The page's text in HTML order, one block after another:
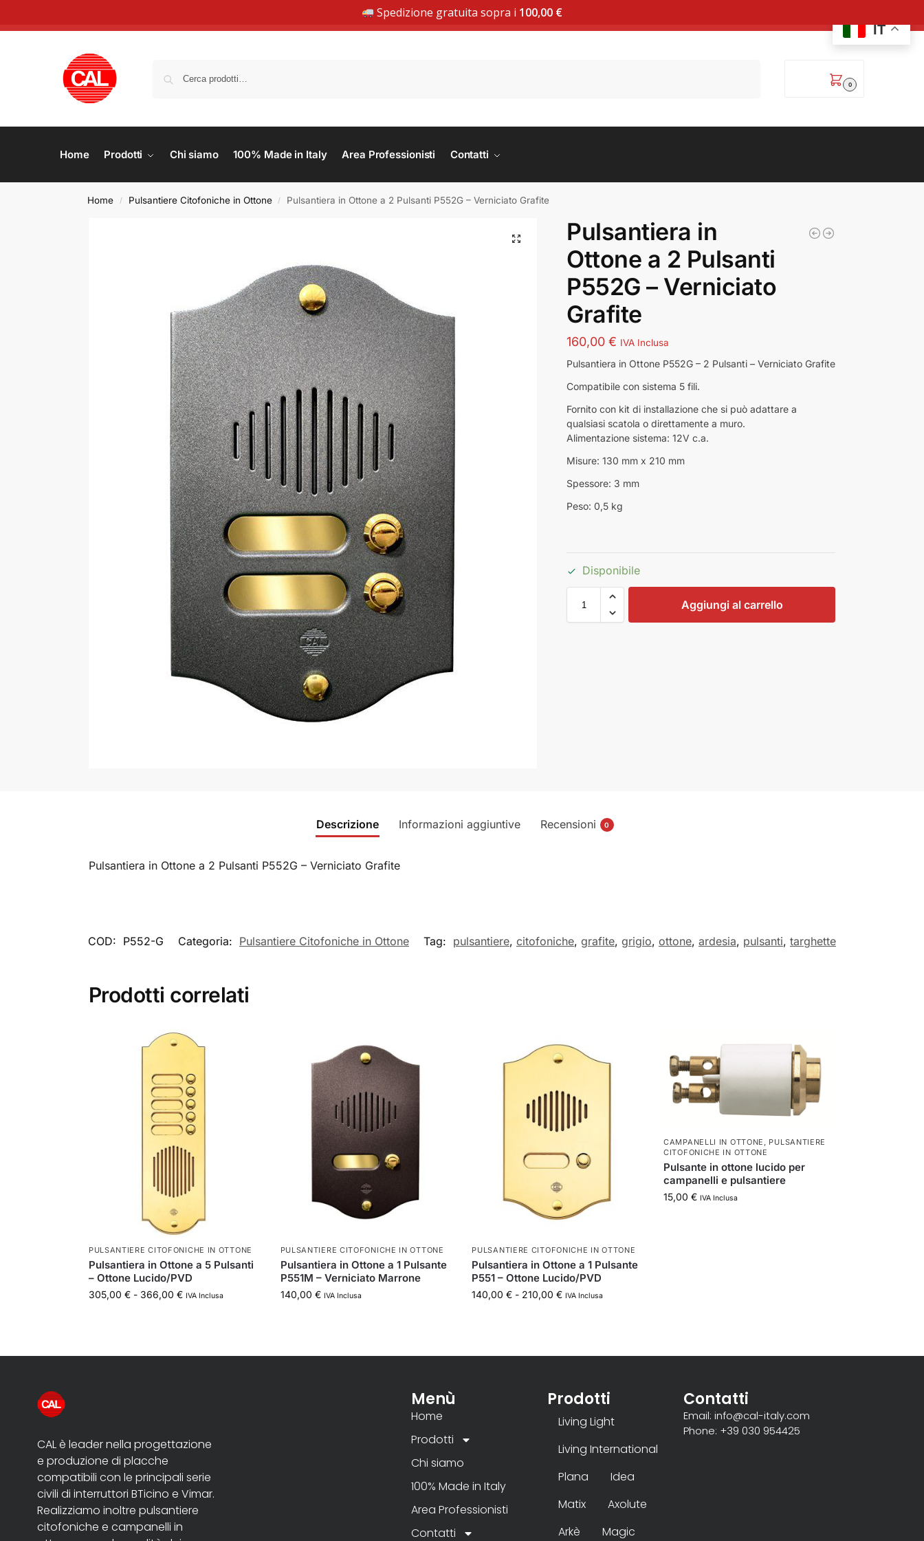
SPEDIZIONE GRATUITA DA 100 € | ACQUISTA ORA
0
Home Prodotti Chi siamo 100% Made in Italy Area Professionisti Contatti
Home / Pulsantiere Citofoniche in Ottone / Pulsantiera in Ottone a 2 Pulsanti P552G – Verniciato Grafite
Pulsantiera in
Ottone a 2 Pulsanti
P552G – Verniciato
Grafite
160,00€ IVA Inclusa
Pulsantiera in Ottone P552G – 2 Pulsanti – Verniciato Grafite
Compatibile con sistema 5 fili.
Fornito con kit di installazione che si può adattare a
qualsiasi scatola o direttamente a muro.
Alimentazione sistema: 12V c.a.
Misure: 130 mm x 210 mm
Spessore: 3 mm
Peso: 0,5 kg
Disponibile
Aggiungi al carrello
Descrizione Informazioni aggiuntive Recensioni 0
Pulsantiera in Ottone a 2 Pulsanti P552G – Verniciato Grafite
COD: P552-G Categoria: Pulsantiere Citofoniche in Ottone Tag: pulsantiere, citofoniche, grafite, grigio, ottone, ardesia, pulsanti, targhette
Prodotti correlati
PULSANTIERE CITOFONICHE IN OTTONE
Pulsantiera in Ottone a 5 Pulsanti
– Ottone Lucido/PVD
305,00 € - 366,00 € IVA Inclusa
PULSANTIERE CITOFONICHE IN OTTONE
Pulsantiera in Ottone a 1 Pulsante
P551M – Verniciato Marrone
140,00 € IVA Inclusa
PULSANTIERE CITOFONICHE IN OTTONE
Pulsantiera in Ottone a 1 Pulsante
P551 – Ottone Lucido/PVD
140,00€ - 210,00€ IVA Inclusa
CAMPANELLI IN OTTONE
PULSANTIERE
CITOFONICHE IN OTTONE
Pulsante in ottone lucido per
campanelli e pulsantiere
15,00€ IVA Inclusa
CAL è leader nella progettazione
e produzione di placche
compatibili con le principali serie
civili di interruttori BTicino e Vimar.
Realizziamo inoltre pulsantiere
citofoniche e campanelli in
Menù
Home
Prodotti
Chi siamo
100% Made in Italy
Area Professionisti
Contatti
Prodotti
Living Light
Living International
Plana
Idea
Matix
Axolute
Arkè
Magic
Contatti
Email: info@cal-italy.com
Phone: +39 030 954425
IT
Spedizione gratuita sopra i 100,00 €